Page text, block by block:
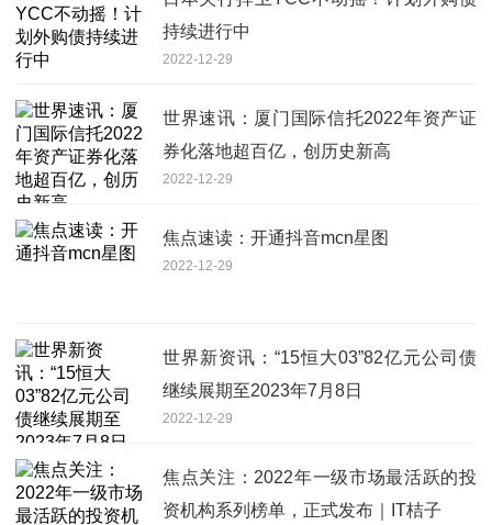
持续进行中
2022-12-29
世界速讯：厦门国际信托2022年资产证
券化落地超百亿，创历史新高
2022-12-29
焦点速读：开通抖音mcn星图
2022-12-29
世界新资讯：“15恒大03”82亿元公司债
继续展期至2023年7月8日
2022-12-29
焦点关注：2022年一级市场最活跃的投
资机构系列榜单，正式发布｜IT桔子